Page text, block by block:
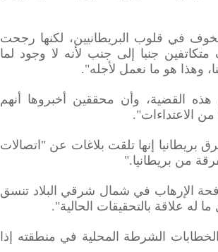
في قلوب البريطانيين، لكنها رجحت
جنبا إلى جنب لأنه لا وجود لما
وهذا هو ما نعمل لأجله".
القضية، وأن محققين أخبروها أنهم
الاعتداءات".
إنها تلقت بلاغات عن "اتصالات
من بريطانيا."
الإرهاب في شمال شرقي البلاد تنسق
علاقة بالتحقيقات الحالية".
الشرطة المحلية في منطقته إذا